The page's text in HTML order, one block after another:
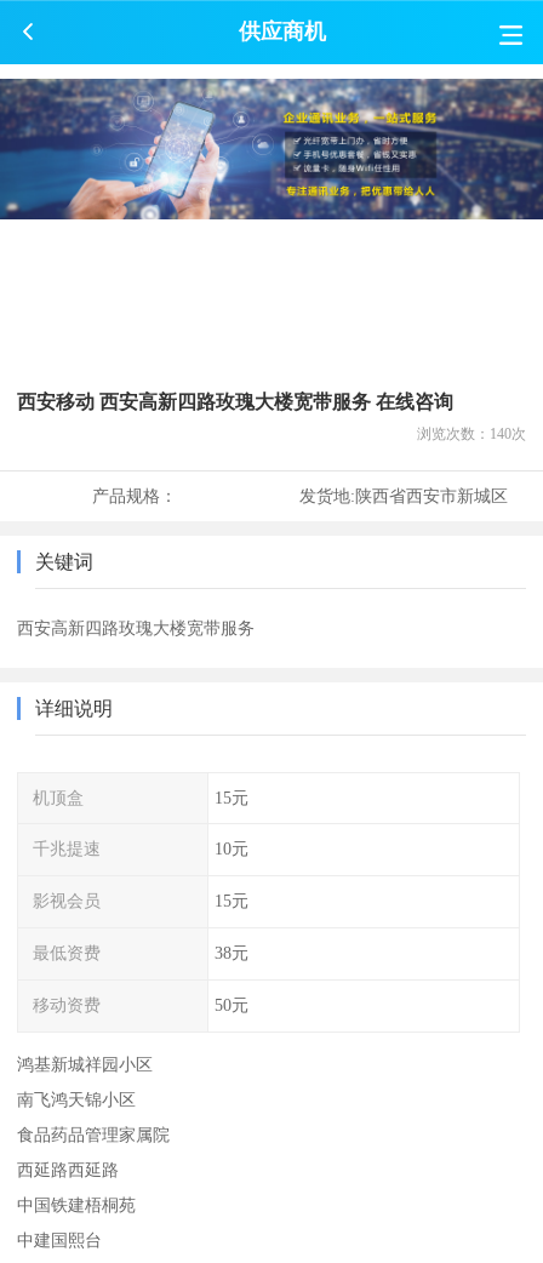
供应商机
西安移动 西安高新四路玫瑰大楼宽带服务 在线咨询
浏览次数： 140次
产品规格： 发货地:陕西省西安市新城区
关键词
西安高新四路玫瑰大楼宽带服务
详细说明
机顶盒 15元
千兆提速 10元
影视会员 15元
最低资费 38元
移动资费 50元
鸿基新城祥园小区
南飞鸿天锦小区
食品药品管理家属院
西延路西延路
中国铁建梧桐苑
中建国熙台